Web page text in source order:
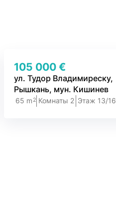
105 000 €
ул. Тудор Владимиреску,
Рышкань, мун. Кишинев
65 m 2 Комнаты 2 Этаж 13/16